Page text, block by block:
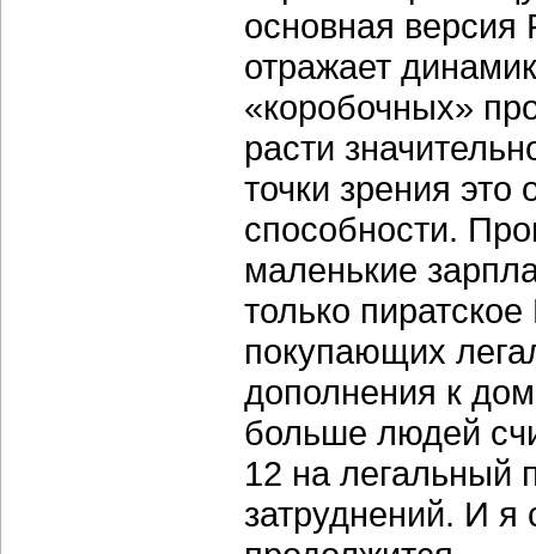
основная версия
отражает
«коробочных»
расти
точки зрения это
способности.
маленькие
только
покупающих
дополнения к
больше людей
12 на легальный
затруднений. И я